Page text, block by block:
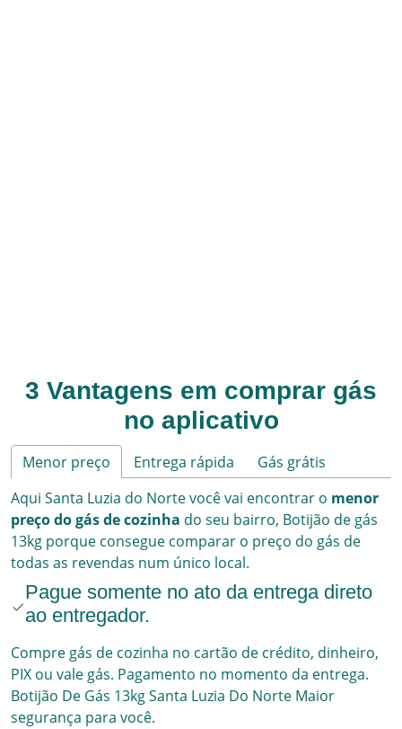
3 Vantagens em comprar gás
no aplicativo
Menor preço Entrega rápida
Gás grátis
Aqui Santa Luzia do Nortevocê vai encontrar o menor
preço do gás de cozinha do seu bairro, Botijão de gás
13kg porque consegue comparar o preço do gás de
todas as revendas num único local.
Pague somente no ato da entrega direto
ao entregador.
Compre gás de cozinha no cartão de crédito, dinheiro,
PIX ou vale gás. Pagamento no momento da entrega.
Botijão De Gás 13kgSanta Luzia Do Norte Maior
segurança para você.